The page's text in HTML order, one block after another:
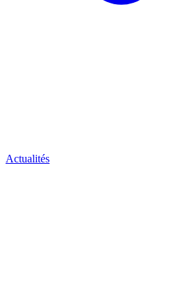
Actualités